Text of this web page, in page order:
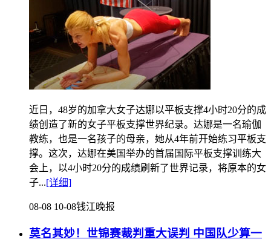
近日，48岁的加拿大女子达娜以平板支撑4小时20分的成
绩创造了新的女子平板支撑世界纪录。达娜是一名瑜伽
教练，也是一名孩子的母亲，她从4年前开始练习平板支
撑。这次，达娜在美国举办的首届国际平板支撑训练大
会上，以4小时20分的成绩刷新了世界记录，将原本的女
子...[详细]
08-08 10-08钱江晚报
莫名其妙！世锦赛裁判重大误判 中国队少算一